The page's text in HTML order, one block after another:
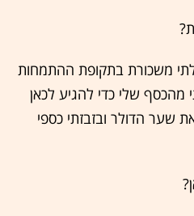
משכורת בתקופת ההתמחות
שלי כדי להגיע לכאן
שער הדולר ובזבזתי כספי